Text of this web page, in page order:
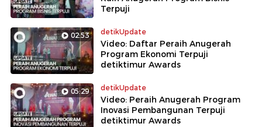
Terpuji
02:53 detikUpdate
Video: Daftar Peraih Anugerah
Program Ekonomi Terpuji
detiktimur Awards
05:29 detikUpdate
Video: Peraih Anugerah Program
Inovasi Pembangunan Terpuji
detiktimur Awards